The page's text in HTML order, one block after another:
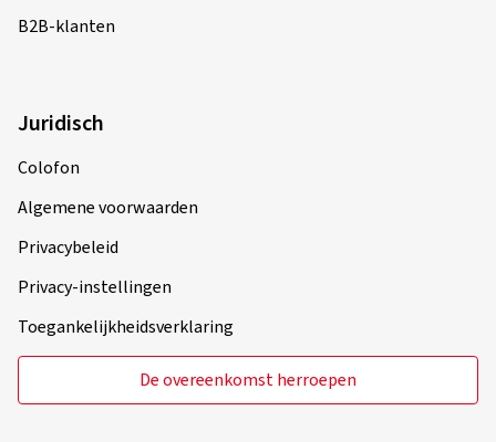
B2B-klanten
Juridisch
Colofon
Algemene voorwaarden
Privacybeleid
Privacy-instellingen
Toegankelijkheidsverklaring
De overeenkomst herroepen